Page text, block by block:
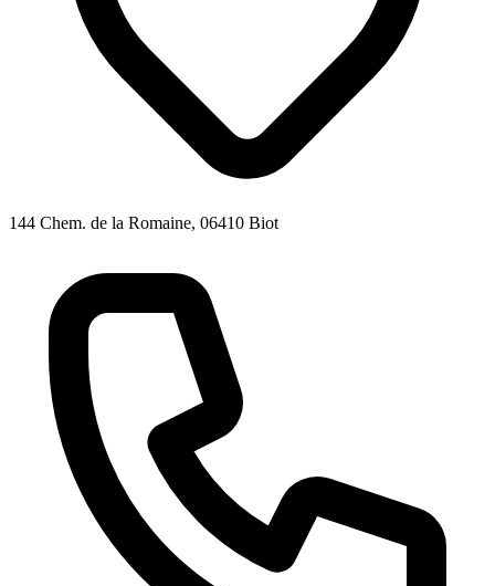
144 Chem. de la Romaine, 06410 Biot